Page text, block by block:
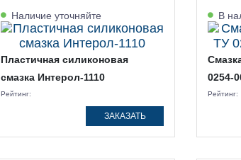
Наличие уточняйте
Пластичная силиконовая
смазка Интерол-1110
Рейтинг:
ЗАКАЗАТЬ
В
0254-
Рейтинг: